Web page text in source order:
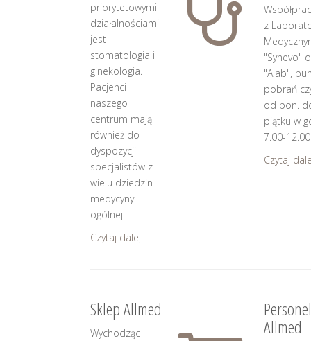
priorytetowymi
działalnościami
jest
stomatologia i
ginekologia.
Pacjenci
naszego
centrum mają
również do
dyspozycji
specjalistów z
wielu dziedzin
medycyny
ogólnej.
Czytaj dalej...
z
"Synevo"
"Alab",
pobrań
od pon.
piątku w
7.00-
Czytaj
Sklep Allmed
Wychodząc
Personel
Allmed